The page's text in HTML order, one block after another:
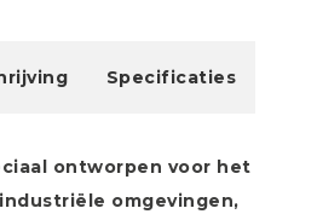
Specificaties
ontworpen voor het
omgevingen,